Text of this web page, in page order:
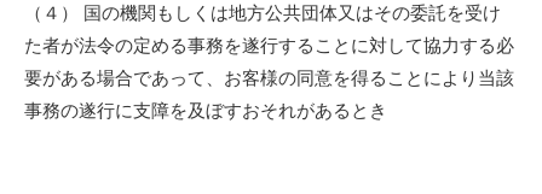
（４） 国の機関もしくは地方公共団体又はその委託を受け
た者が法令の定める事務を遂行することに対して協力する必
要がある場合であって、お客様の同意を得ることにより当該
事務の遂行に支障を及ぼすおそれがあるとき